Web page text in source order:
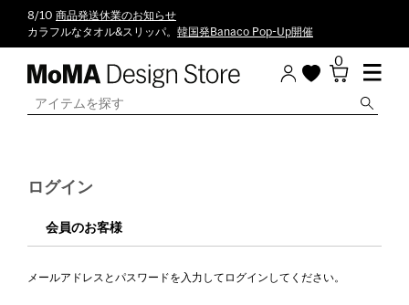
8/10 商品発送休業のお知らせ
カラフルなタオル&スリッパ。 韓国発Banaco Pop-Up開催
0
ログイン
会員のお客様
メールアドレスとパスワードを入力してログインしてください。